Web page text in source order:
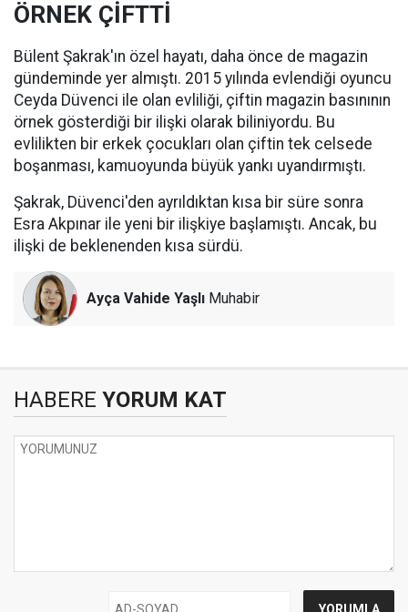
ÖRNEK ÇİFTTİ
Bülent Şakrak'ın özel hayatı, daha önce de magazin
gündeminde yer almıştı. 2015 yılında evlendiği oyuncu
Ceyda Düvenci ile olan evliliği, çiftin magazin basınının
örnek gösterdiği bir ilişki olarak biliniyordu. Bu
evlilikten bir erkek çocukları olan çiftin tek celsede
boşanması, kamuoyunda büyük yankı uyandırmıştı.
Şakrak, Düvenci'den ayrıldıktan kısa bir süre sonra
Esra Akpınar ile yeni bir ilişkiye başlamıştı. Ancak, bu
ilişki de beklenenden kısa sürdü.
Ayça Vahide Yaşlı Muhabir
HABERE YORUM KAT